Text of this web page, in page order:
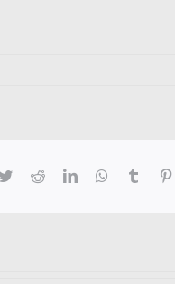
TwitterRedditLinkedInWhatsApp
Tumblr